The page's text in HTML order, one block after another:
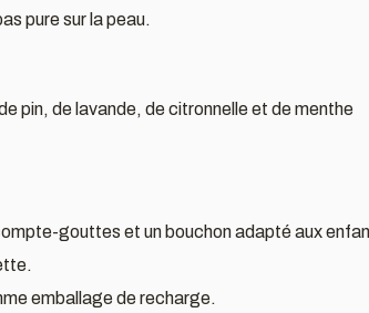
pure sur la peau.
pin, de lavande, de citronnelle et de menthe
gouttes et un bouchon adapté aux
emballage de recharge.